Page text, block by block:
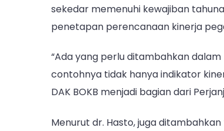
sekedar memenuhi kewajiban
penetapan perencanaan kinerja
“Ada yang perlu ditambahkan
contohnya tidak hanya indikator
DAK BOKB menjadi bagian dari
Menurut dr. Hasto, juga